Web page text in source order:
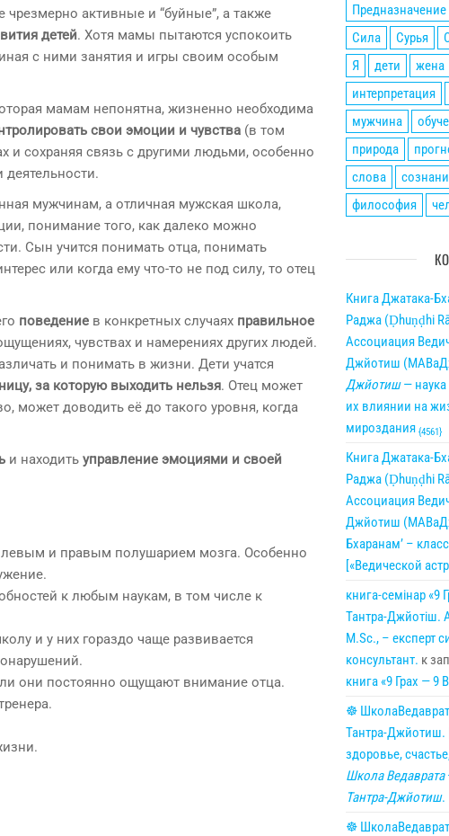
активные и “буйные”, а также
детей. Хотя мамы пытаются успокоить
с ними занятия и игры своим особым
мамам непонятна, жизненно необходима
свои эмоции и чувства (в том
и сохраняя связь с другими людьми, особенно
мужчинам, а отличная мужская школа,
понимание того, как далеко можно
Сын учится понимать отца, понимать
или когда ему что-то не под силу, то отец
поведение в конкретных случаях правильное
чувствах и намерениях других людей.
и понимать в жизни. Дети учатся
за которую выходить нельзя. Отец может
может доводить её до такого уровня, когда
и находить управление эмоциями и своей
левым и правым полушарием мозга. Особенно
к любым наукам, в том числе к
и у них гораздо чаще развивается
они постоянно ощущают внимание отца.
Предназначение
Сила
Сурья
Я
дети жена
интерпретация
мужчина
природа
слова
философия
Книга Джатака-
Раджа (Ḍhuṇḍhi
Ассоциация
Джйотиш
Джйотиш—
их влиянии на
мироздания {4561}
Книга Джатака-
Раджа (Ḍhuṇḍhi
Ассоциация
Джйотиш
Бхаранам’ –
[«Ведической
книга-семінар «9
Тантра-Джйотіш.
M.Sc., – експерт
консультант. к
книга «9 Грах —
☸
Тантра-Джйотиш.
здоровье,
Школа Ведаврата
Тантра-Джйотиш.
☸